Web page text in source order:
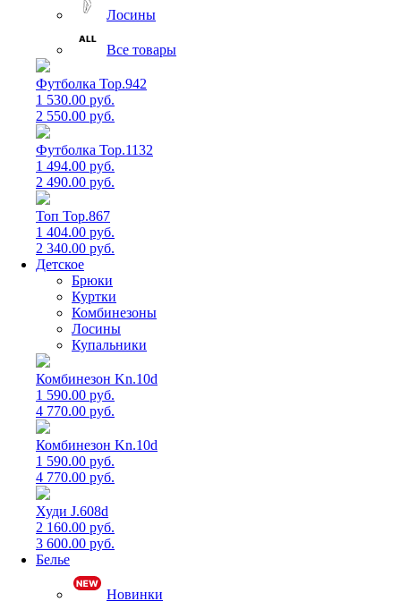
Лосины
Все товары
Футболка Top.942
1 530.00 руб.
2 550.00 руб.
Футболка Top.1132
1 494.00 руб.
2 490.00 руб.
Топ Top.867
1 404.00 руб.
2 340.00 руб.
Детское
Брюки
Куртки
Комбинезоны
Лосины
Купальники
Комбинезон Kn.10d
1 590.00 руб.
4 770.00 руб.
Комбинезон Kn.10d
1 590.00 руб.
4 770.00 руб.
Худи J.608d
2 160.00 руб.
3 600.00 руб.
Белье
Новинки